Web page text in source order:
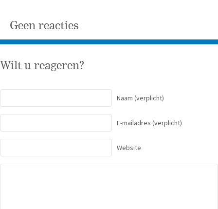
Geen reacties
Wilt u reageren?
Naam (verplicht)
E-mailadres (verplicht)
Website